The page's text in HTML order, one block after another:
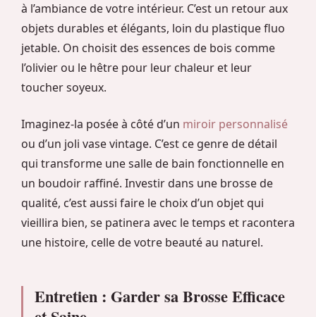
à l’ambiance de votre intérieur. C’est un retour aux
objets durables et élégants, loin du plastique fluo
jetable. On choisit des essences de bois comme
l’olivier ou le hêtre pour leur chaleur et leur
toucher soyeux.
Imaginez-la posée à côté d’un miroir personnalisé
ou d’un joli vase vintage. C’est ce genre de détail
qui transforme une salle de bain fonctionnelle en
un boudoir raffiné. Investir dans une brosse de
qualité, c’est aussi faire le choix d’un objet qui
vieillira bien, se patinera avec le temps et racontera
une histoire, celle de votre beauté au naturel.
Entretien : Garder sa Brosse Efficace